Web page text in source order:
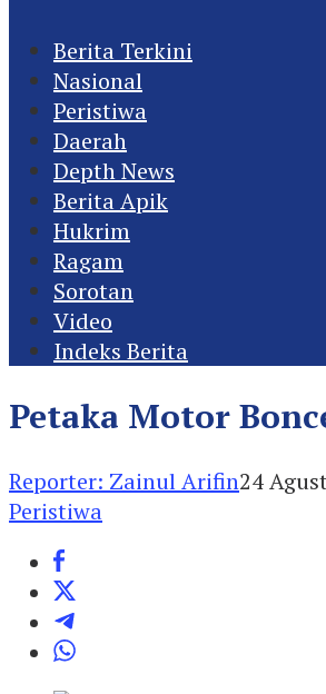
Berita Terkini
Nasional
Peristiwa
Daerah
Depth News
Berita Apik
Hukrim
Ragam
Sorotan
Video
Indeks Berita
Petaka Motor
Reporter: Zainul Arifin24
Peristiwa